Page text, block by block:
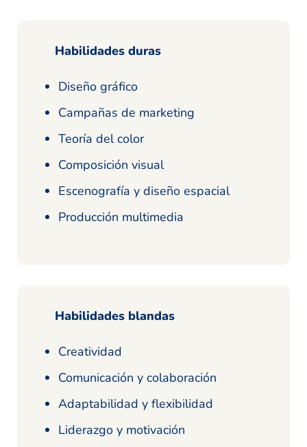
Habilidades duras
Diseño gráfico
Campañas de marketing
Teoría del color
Composición visual
Escenografía y diseño espacial
Producción multimedia
Habilidades blandas
Creatividad
Comunicación y colaboración
Adaptabilidad y flexibilidad
Liderazgo y motivación